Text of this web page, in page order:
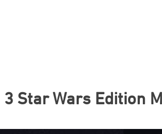
Star Wars Edition